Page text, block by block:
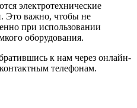
электротехнические
Это важно, чтобы не
при использовании
оборудования.
к нам через онлайн-
телефонам.